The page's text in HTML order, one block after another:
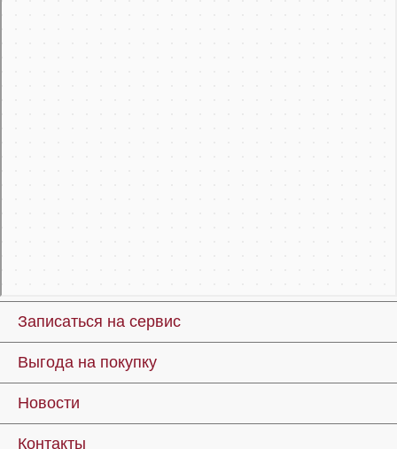
Записаться на сервис
Выгода на покупку
Новости
Контакты